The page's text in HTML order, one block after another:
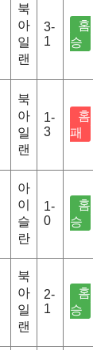
북
아
일
랜
3-
1
홈
승
북
아
일
랜
1-
3
홈
패
아
이
슬
란
1-
0
홈
승
북
아
일
랜
2-
1
홈
승